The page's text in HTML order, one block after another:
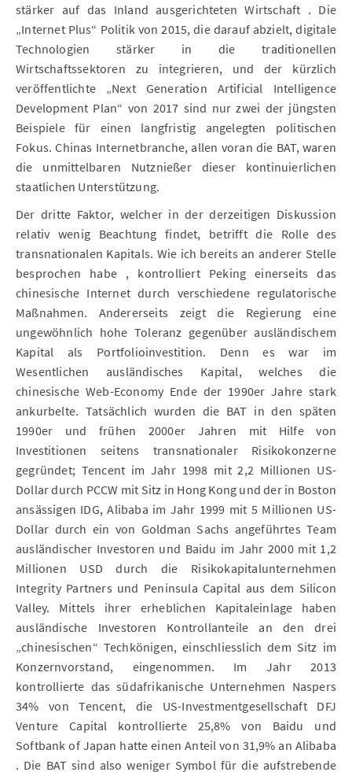
stärker auf das Inland ausgerichteten Wirtschaft . Die
„Internet Plus“ Politik von 2015, die darauf abzielt, digitale
Technologien stärker in die traditionellen
Wirtschaftssektoren zu integrieren, und der kürzlich
veröffentlichte „Next Generation Artificial Intelligence
Development Plan“ von 2017 sind nur zwei der jüngsten
Beispiele für einen langfristig angelegten politischen
Fokus. Chinas Internetbranche, allen voran die BAT, waren
die unmittelbaren Nutznießer dieser kontinuierlichen
staatlichen Unterstützung.
Der dritte Faktor, welcher in der derzeitigen Diskussion
relativ wenig Beachtung findet, betrifft die Rolle des
transnationalen Kapitals. Wie ich bereits an anderer Stelle
besprochen habe , kontrolliert Peking einerseits das
chinesische Internet durch verschiedene regulatorische
Maßnahmen. Andererseits zeigt die Regierung eine
ungewöhnlich hohe Toleranz gegenüber ausländischem
Kapital als Portfolioinvestition. Denn es war im
Wesentlichen ausländisches Kapital, welches die
chinesische Web-Economy Ende der 1990er Jahre stark
ankurbelte. Tatsächlich wurden die BAT in den späten
1990er und frühen 2000er Jahren mit Hilfe von
Investitionen seitens transnationaler Risikokonzerne
gegründet; Tencent im Jahr 1998 mit 2,2 Millionen US-
Dollar durch PCCW mit Sitz in Hong Kong und der in Boston
ansässigen IDG, Alibaba im Jahr 1999 mit 5 Millionen US-
Dollar durch ein von Goldman Sachs angeführtes Team
ausländischer Investoren und Baidu im Jahr 2000 mit 1,2
Millionen USD durch die Risikokapitalunternehmen
Integrity Partners und Peninsula Capital aus dem Silicon
Valley. Mittels ihrer erheblichen Kapitaleinlage haben
ausländische Investoren Kontrollanteile an den drei
„chinesischen“ Techkönigen, einschliesslich dem Sitz im
Konzernvorstand, eingenommen. Im Jahr 2013
kontrollierte das südafrikanische Unternehmen Naspers
34% von Tencent, die US-Investmentgesellschaft DFJ
Venture Capital kontrollierte 25,8% von Baidu und
Softbank of Japan hatte einen Anteil von 31,9% an Alibaba
. Die BAT sind also weniger Symbol für die aufstrebende